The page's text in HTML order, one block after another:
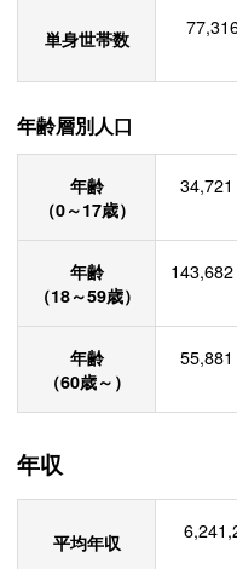
単身世帯数
年齢層別人口
年齢
（0～17歳）
34,721
年齢
（18～59歳）
143,682
年齢
（60歳～）
55,881
年収
平均年収